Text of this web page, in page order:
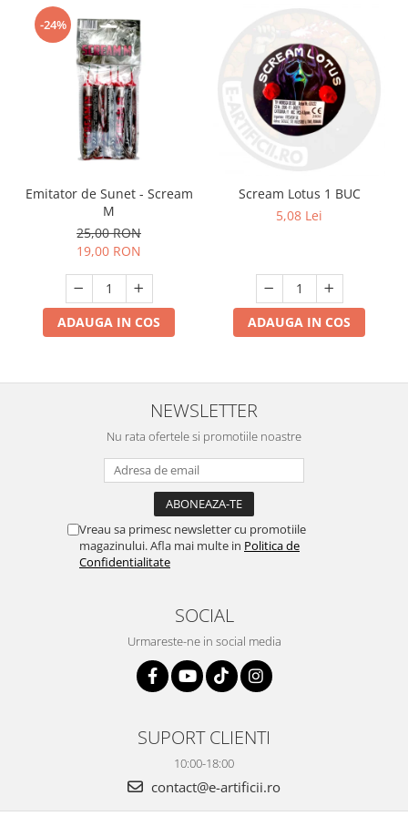
-24%
Emitator de Sunet - Scream
M
25,00 RON
19,00 RON
ADAUGA IN COS
Scream Lotus 1 BUC
5,08 Lei
ADAUGA IN COS
NEWSLETTER
Nu rata ofertele si promotiile noastre
Vreau sa primesc newsletter cu promotiile
magazinului. Afla mai multe in Politica de
Confidentialitate
SOCIAL
Urmareste-ne in social media
SUPORT CLIENTI
10:00-18:00
contact@e-artificii.ro